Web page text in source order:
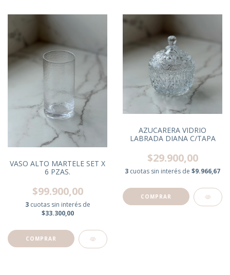
VASO ALTO MARTELE SET X
6 PZAS.
$99.900,00
3 cuotas sin interés de
$33.300,00
AZUCARERA VIDRIO
LABRADA DIANA C/TAPA
$29.900,00
3 cuotas sin interés de $9.966,67